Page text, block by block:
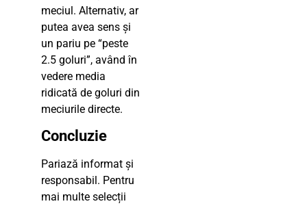
meciul. Alternativ, ar
putea avea sens și
un pariu pe “peste
2.5 goluri”, având în
vedere media
ridicată de goluri din
meciurile directe.
Concluzie
Pariază informat și
responsabil. Pentru
mai multe selecții